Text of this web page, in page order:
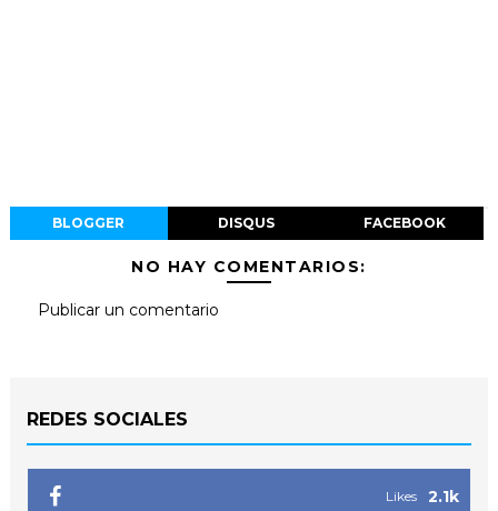
BLOGGER DISQUS FACEBOOK
NO HAY COMENTARIOS:
Publicar un comentario
REDES SOCIALES
2.1k
Likes